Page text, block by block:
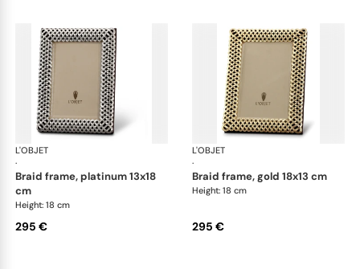
L'OBJET
·
Picture Frames
braid frame, platinum 13x18
cm
Height: 18 cm
295 €
L'OBJET
·
braid frame, gold 18x13 cm
Height: 18 cm
295 €